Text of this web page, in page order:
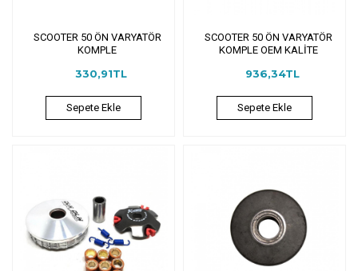
SCOOTER 50 ÖN VARYATÖR
KOMPLE
330,91TL
Sepete Ekle
SCOOTER 50 ÖN VARYATÖR
KOMPLE OEM KALİTE
936,34TL
Sepete Ekle